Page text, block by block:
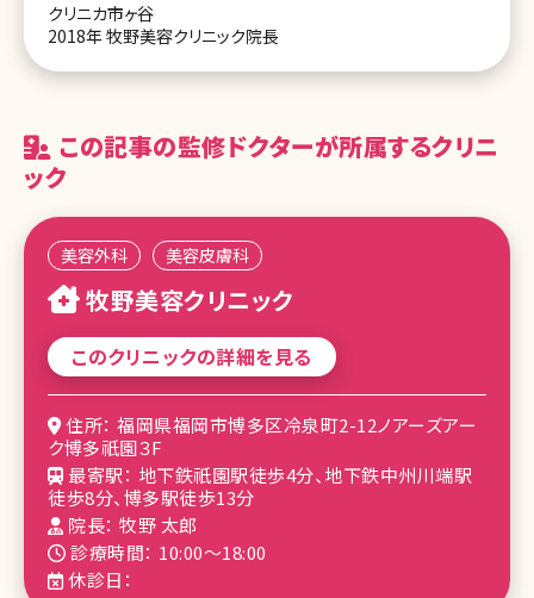
クリニカ市ヶ谷
2018年 牧野美容クリニック院長
この記事の監修ドクターが所属するクリニ
ック
牧野美容クリニック
美容外科 美容皮膚科
このクリニックの詳細を見る
住所： 福岡県福岡市博多区冷泉町2-12ノアーズアー
ク博多祇園３F
最寄駅： 地下鉄祇園駅徒歩4分、地下鉄中州川端駅
徒歩8分、博多駅徒歩13分
院長： 牧野 太郎
診療時間： 10:00～18:00
休診日：